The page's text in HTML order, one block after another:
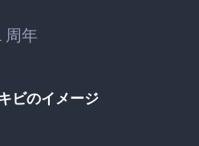
周年
ビのイメージ